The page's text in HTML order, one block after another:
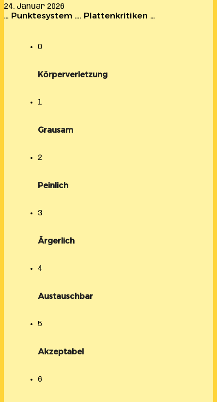
24. Januar 2026
… Punktesystem …. Plattenkritiken …
0
Körperverletzung
1
Grausam
2
Peinlich
3
Ärgerlich
4
Austauschbar
5
Akzeptabel
6